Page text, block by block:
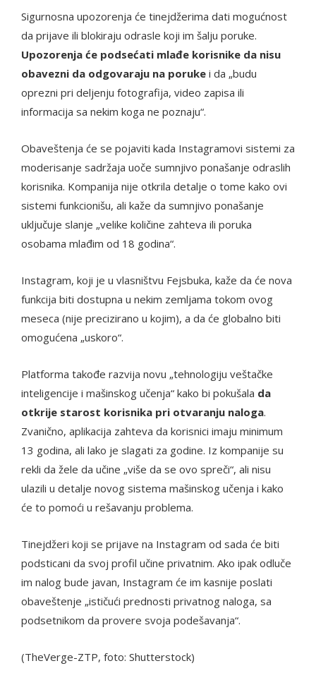
Sigurnosna upozorenja će tinejdžerima dati mogućnost
da prijave ili blokiraju odrasle koji im šalju poruke.
Upozorenja će podsećati mlađe korisnike da nisu
obavezni da odgovaraju na poruke i da „budu
oprezni pri deljenju fotografija, video zapisa ili
informacija sa nekim koga ne poznaju“.
Obaveštenja će se pojaviti kada Instagramovi sistemi za
moderisanje sadržaja uoče sumnjivo ponašanje odraslih
korisnika. Kompanija nije otkrila detalje o tome kako ovi
sistemi funkcionišu, ali kaže da sumnjivo ponašanje
uključuje slanje „velike količine zahteva ili poruka
osobama mlađim od 18 godina“.
Instagram, koji je u vlasništvu Fejsbuka, kaže da će nova
funkcija biti dostupna u nekim zemljama tokom ovog
meseca (nije precizirano u kojim), a da će globalno biti
omogućena „uskoro“.
Platforma takođe razvija novu „tehnologiju veštačke
inteligencije i mašinskog učenja“ kako bi pokušala da
otkrije starost korisnika pri otvaranju naloga.
Zvanično, aplikacija zahteva da korisnici imaju minimum
13 godina, ali lako je slagati za godine. Iz kompanije su
rekli da žele da učine „više da se ovo spreči“, ali nisu
ulazili u detalje novog sistema mašinskog učenja i kako
će to pomoći u rešavanju problema.
Tinejdžeri koji se prijave na Instagram od sada će biti
podsticani da svoj profil učine privatnim. Ako ipak odluče
im nalog bude javan, Instagram će im kasnije poslati
obaveštenje „ističući prednosti privatnog naloga, sa
podsetnikom da provere svoja podešavanja“.
(TheVerge-ZTP, foto: Shutterstock)